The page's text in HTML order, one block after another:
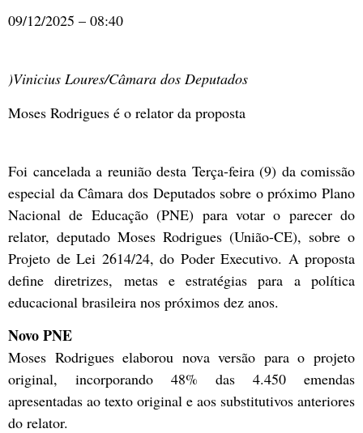
09/12/2025 – 08:40
)Vinicius Loures/Câmara dos Deputados
Moses Rodrigues é o relator da proposta
Foi cancelada a reunião desta Terça-feira (9) da comissão
especial da Câmara dos Deputados sobre o próximo Plano
Nacional de Educação (PNE) para votar o parecer do
relator, deputado Moses Rodrigues (União-CE), sobre o
Projeto de Lei 2614/24, do Poder Executivo. A proposta
define diretrizes, metas e estratégias para a política
educacional brasileira nos próximos dez anos.
Novo PNE
Moses Rodrigues elaborou nova versão para o projeto
original, incorporando 48% das 4.450 emendas
apresentadas ao texto original e aos substitutivos anteriores
do relator.